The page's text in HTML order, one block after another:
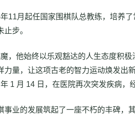
11月起任国家围棋队总教练，培养
步。
，他始终以乐观豁达的人生态度积
量，让这项古老的智力运动焕发
1 月 14 日，在医院再次突发疾病，
业的发展筑起了一座不朽的丰碑，